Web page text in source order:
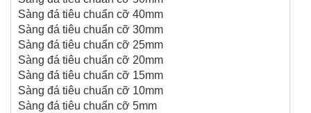
CỐI CHÀY ĐỒNG
Sàng đá tiêu chuẩn cỡ 40mm
Sàng đá tiêu chuẩn cỡ 30mm
Sàng đá tiêu chuẩn cỡ 25mm
Sàng đá tiêu chuẩn cỡ 20mm
Sàng đá tiêu chuẩn cỡ 15mm
Sàng đá tiêu chuẩn cỡ 10mm
Sàng đá tiêu chuẩn cỡ 5mm